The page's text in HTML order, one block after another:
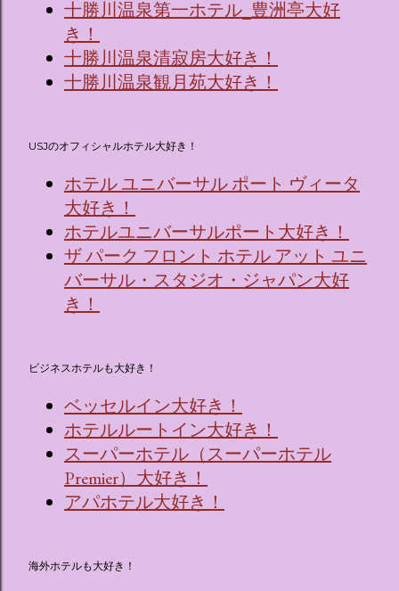
十勝川温泉第一ホテル_豊洲亭大好
き！
十勝川温泉清寂房大好き！
十勝川温泉観月苑大好き！
USJのオフィシャルホテル大好き！
ホテル ユニバーサル ポート ヴィータ
大好き！
ホテルユニバーサルポート大好き！
ザ パーク フロント ホテル アット ユニ
バーサル・スタジオ・ジャパン大好
き！
ビジネスホテルも大好き！
ベッセルイン大好き！
ホテルルートイン大好き！
スーパーホテル（スーパーホテル
Premier）大好き！
アパホテル大好き！
海外ホテルも大好き！